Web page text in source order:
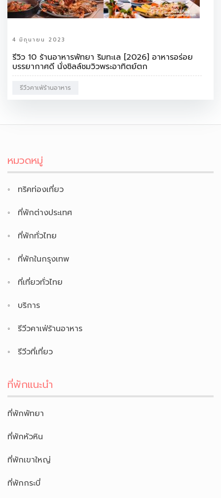
4 มิถุนายน 2023
รีวิว 10 ร้านอาหารพัทยา ริมทะเล [2026] อาหารอร่อย
บรรยากาศดี นั่งชิลล์ชมวิวพระอาทิตย์ตก
รีวีวคาเฟ่ร้านอาหาร
หมวดหมู่
ทริคท่องเที่ยว
ที่พักต่างประเทศ
ที่พักทั่วไทย
ที่พักในกรุงเทพ
ที่เที่ยวทั่วไทย
บริการ
รีวีวคาเฟ่ร้านอาหาร
รีวีวที่เที่ยว
ที่พักแนะนำ
ที่พักพัทยา
ที่พักหัวหิน
ที่พักเขาใหญ่
ที่พักกระบี่